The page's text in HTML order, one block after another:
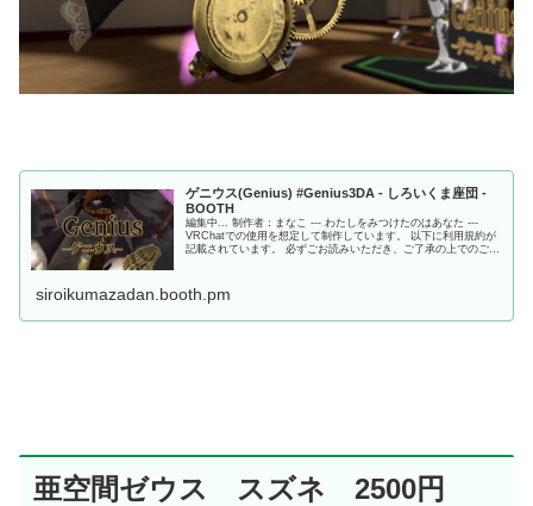
ゲニウス(Genius) #Genius3DA - しろいくま座団 -
BOOTH
編集中... 制作者：まなこ --- わたしをみつけたのはあなた ---
VRChatでの使用を想定して制作しています。 以下に利用規約が
記載されています。 必ずごお読みいただき、ご了承の上でのご購
siroikumazadan.booth.pm
亜空間ゼウス スズネ 2500円